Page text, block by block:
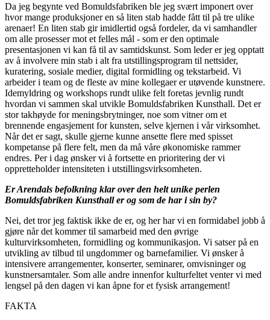
Da jeg begynte ved Bomuldsfabriken ble jeg svært imponert over
hvor mange produksjoner en så liten stab hadde fått til på tre ulike
arenaer! En liten stab gir imidlertid også fordeler, da vi samhandler
om alle prosesser mot et felles mål - som er den optimale
presentasjonen vi kan få til av samtidskunst. Som leder er jeg opptatt
av å involvere min stab i alt fra utstillingsprogram til nettsider,
kuratering, sosiale medier, digital formidling og tekstarbeid. Vi
arbeider i team og de fleste av mine kollegaer er utøvende kunstnere.
Idemyldring og workshops rundt ulike felt foretas jevnlig rundt
hvordan vi sammen skal utvikle Bomuldsfabriken Kunsthall. Det er
stor takhøyde for meningsbrytninger, noe som vitner om et
brennende engasjement for kunsten, selve kjernen i vår virksomhet.
Når det er sagt, skulle gjerne kunne ansette flere med spisset
kompetanse på flere felt, men da må våre økonomiske rammer
endres. Per i dag ønsker vi å fortsette en prioritering der vi
oppretteholder intensiteten i utstillingsvirksomheten.
Er Arendals befolkning klar over den helt unike perlen
Bomuldsfabriken Kunsthall er og som de har i sin by?
Nei, det tror jeg faktisk ikke de er, og her har vi en formidabel jobb å
gjøre når det kommer til samarbeid med den øvrige
kulturvirksomheten, formidling og kommunikasjon. Vi satser på en
utvikling av tilbud til ungdommer og barnefamilier. Vi ønsker å
intensivere arrangementer, konserter, seminarer, omvisninger og
kunstnersamtaler. Som alle andre innenfor kulturfeltet venter vi med
lengsel på den dagen vi kan åpne for et fysisk arrangement!
FAKTA